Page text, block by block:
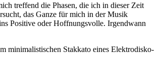
treffend die Phasen, die ich in dieser Zeit
das Ganze für mich in der Musik
Positive oder Hoffnungsvolle. Irgendwann
minimalistischen Stakkato eines Elektrodisko-